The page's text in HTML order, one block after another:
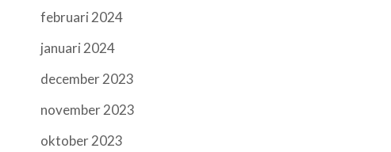
februari 2024
januari 2024
december 2023
november 2023
oktober 2023